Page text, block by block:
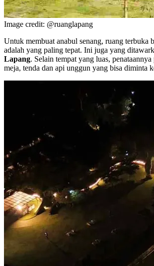
Image credit: @ruanglapang
Untuk membuat anabul senang, ruang terbuka
adalah yang paling tepat. Ini juga yang
Lapang. Selain tempat yang luas,
meja, tenda dan api unggun yang bisa diminta